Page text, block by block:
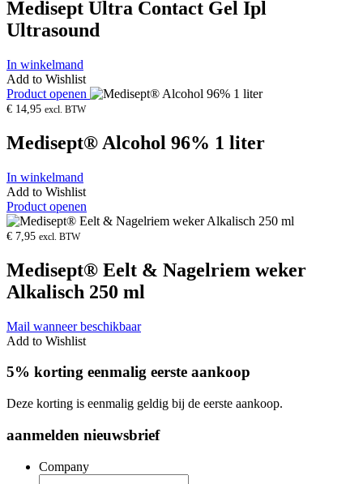
€
€
19,95.
Medisept Ultra Contact Gel Ipl
Ultrasound
In winkelmand
Add to Wishlist
Product openen
€ 14,95 excl. BTW
Medisept® Alcohol 96% 1 liter
In winkelmand
Add to Wishlist
Product openen
€ 7,95 excl. BTW
Medisept® Eelt & Nagelriem weker
Alkalisch 250 ml
Mail wanneer beschikbaar
Add to Wishlist
5% korting eenmalig eerste aankoop
Deze korting is eenmalig geldig bij de eerste aankoop.
aanmelden nieuwsbrief
Company